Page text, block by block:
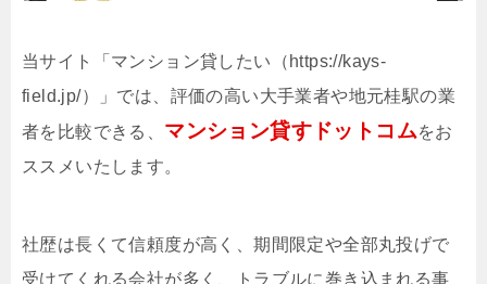
当サイト「マンション貸したい（https://kays-
field.jp/）」では、評価の高い大手業者や地元桂駅の業
者を比較できる、 マンション貸すドットコムをお
ススメいたします。
社歴は長くて信頼度が高く、期間限定や全部丸投げで
受けてくれる会社が多く、トラブルに巻き込まれる事